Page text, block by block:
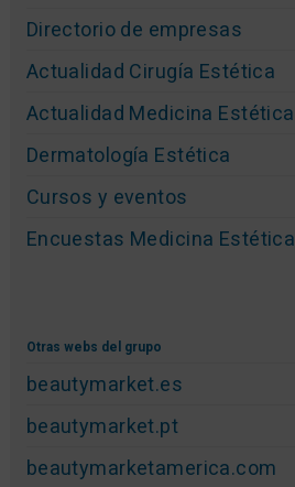
Directorio de empresas
Actualidad Cirugía Estética
Actualidad Medicina Estética
Dermatología Estética
Cursos y eventos
Encuestas Medicina Estética
Otras webs del grupo
beautymarket.es
beautymarket.pt
beautymarketamerica.com